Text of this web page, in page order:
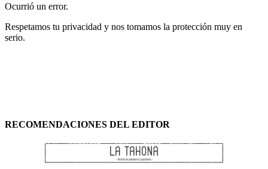
Ocurrió un error.
Respetamos tu privacidad y nos tomamos la protección muy en
serio.
RECOMENDACIONES DEL EDITOR